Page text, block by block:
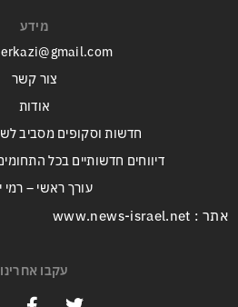
מידע
צור קשר
אודות
חדשות וסקופים מסביב לשעון
דיווחים חדשותיים בכל
עורך ראשי – רמי
אתר : www.news-israel.net
עקבו אחרינו